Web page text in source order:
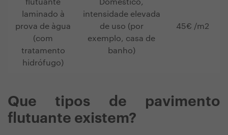
flutuante
laminado à
prova de àgua
(com
tratamento
hidrófugo)
Doméstico,
intensidade elevada
de uso (por
exemplo, casa de
banho)
45€ /m2
Que tipos de pavimento
flutuante existem?